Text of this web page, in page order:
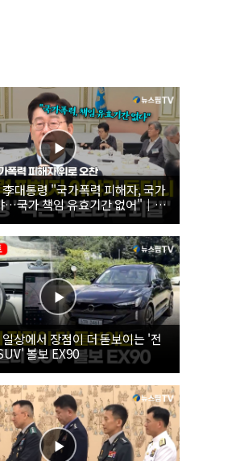
대통령 "국가폭력 피해자, 국가
…국가 책임 유효기간 없어"｜
폭력 피해자 위로 오찬
상에서 장점이 더 돋보이는 '전
볼보 EX90